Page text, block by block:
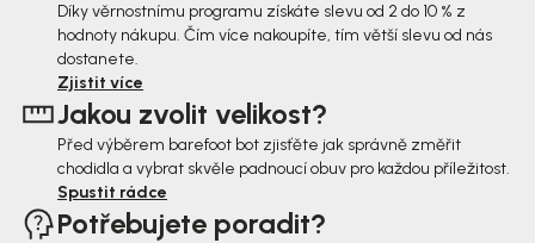
Díky věrnostnímu programu získáte slevu od 2 do 10 % z
hodnoty nákupu. Čím více nakoupíte, tím větší slevu od nás
dostanete.
Zjistit více
Jakou zvolit velikost?
Před výběrem barefoot bot zjisťěte jak správně změřit
chodidla a vybrat skvěle padnoucí obuv pro každou příležitost.
Spustit rádce
Potřebujete poradit?